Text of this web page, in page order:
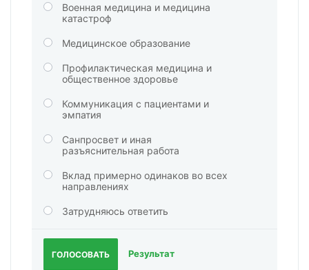
Военная медицина и медицина
катастроф
Медицинское образование
Профилактическая медицина и
общественное здоровье
Коммуникация с пациентами и
эмпатия
Санпросвет и иная
разъяснительная работа
Вклад примерно одинаков во всех
направлениях
Затрудняюсь ответить
ГОЛОСОВАТЬ Результат